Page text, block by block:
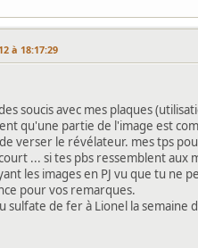
à 18:17:29
soucis avec mes plaques
qu'une partie de l'image est
verser le révélateur. mes tps
... si tes pbs ressemblent
les images en PJ vu que tu ne
pour vos remarques.
sulfate de fer à Lionel la